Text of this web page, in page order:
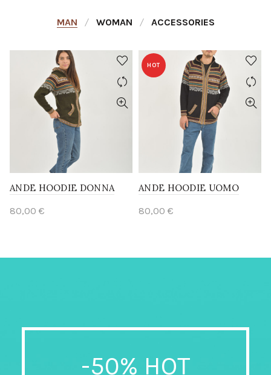
MAN WOMAN ACCESSORIES
ANDE HOODIE DONNA
80,00 €
HOT
ANDE HOODIE UOMO
80,00 €
-50% HOT